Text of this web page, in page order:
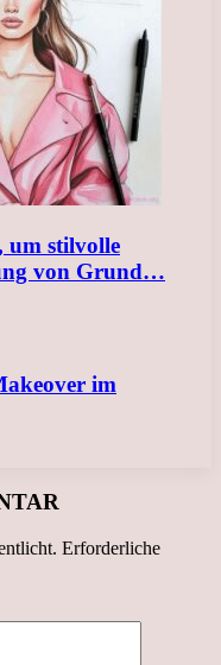
um stilvolle
von Grund…
im
Erforderliche